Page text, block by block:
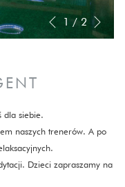
Slideshow
control
Clicking
on
the
content
above
poprzedni
1 / 2
dla siebie.
naszych trenerów. A po
Dzieci zapraszamy na